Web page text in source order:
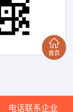
电话联系企业